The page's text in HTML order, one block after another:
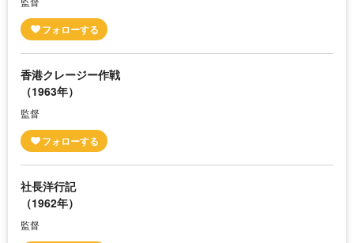
香港クレージー作戦
（1963年）
監督
社長洋行記
（1962年）
監督